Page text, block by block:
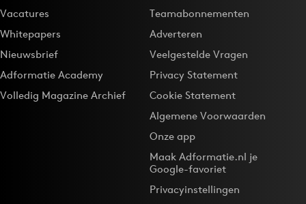
Vacatures
Whitepapers
Nieuwsbrief
Adformatie Academy
Volledig Magazine Archief
Teamabonnementen
Adverteren
Veelgestelde Vragen
Privacy Statement
Cookie Statement
Algemene Voorwaarden
Onze app
Maak Adformatie.nl je
Google-favoriet
Privacyinstellingen